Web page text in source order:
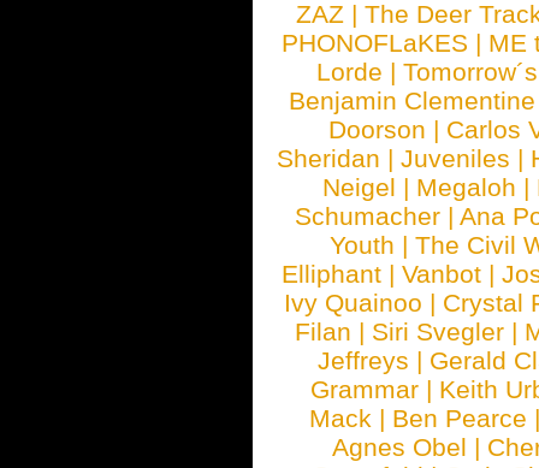
ZAZ |The Deer
PHONOFLaKES | ME
Lorde |
Benjamin Clementine
Doorson | Carlos
Sheridan |Juveniles |
Neigel | Megaloh |
Schumacher |Ana
Youth | The Civil
Elliphant | Vanbot |
Ivy Quainoo | Crystal
Filan | Siri Svegler |
Jeffreys | Gerald
Grammar | Keith
Mack | Ben Pearce
Agnes Obel |